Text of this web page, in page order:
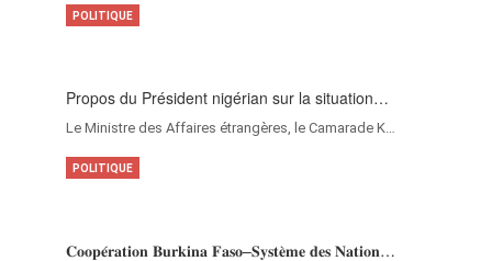
Propos du Président nigérian sur la situation…
Le Ministre des Affaires étrangères, le Camarade K…
POLITIQUE
𝐂𝐨𝐨𝐩𝐞́𝐫𝐚𝐭𝐢𝐨𝐧 𝐁𝐮𝐫𝐤𝐢𝐧𝐚 𝐅𝐚𝐬𝐨–𝐒𝐲𝐬𝐭𝐞̀𝐦𝐞 𝐝𝐞𝐬 𝐍𝐚𝐭𝐢𝐨𝐧…
POLITIQUE